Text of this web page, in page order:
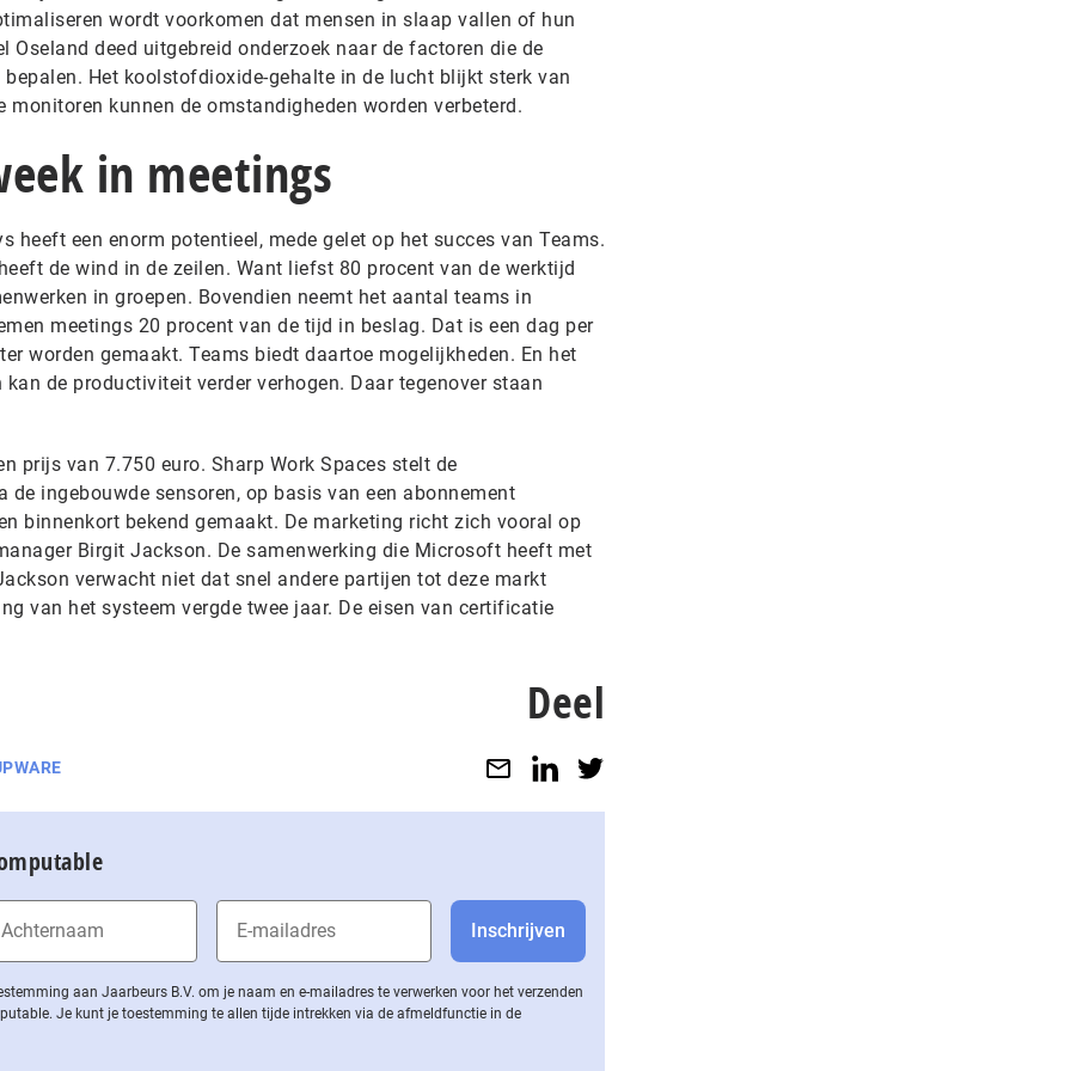
wordt voorkomen dat mensen in slaap vallen of hun
Oseland deed uitgebreid onderzoek naar de factoren die de
Het koolstofdioxide-gehalte in de lucht blijkt sterk van
kunnen de omstandigheden worden verbeterd.
in meetings
heeft een enorm potentieel, mede gelet op het succes van Teams.
de wind in de zeilen. Want liefst 80 procent van de werktijd
in groepen. Bovendien neemt het aantal teams in
meetings 20 procent van de tijd in beslag. Dat is een dag per
worden gemaakt. Teams biedt daartoe mogelijkheden. En het
de productiviteit verder verhogen. Daar tegenover staan
prijs van 7.750 euro. Sharp Work Spaces stelt de
de ingebouwde sensoren, op basis van een abonnement
binnenkort bekend gemaakt. De marketing richt zich vooral op
Birgit Jackson. De samenwerking die Microsoft heeft met
verwacht niet dat snel andere partijen tot deze markt
van het systeem vergde twee jaar. De eisen van certificatie
Deel
aan Jaarbeurs B.V. om je naam en e-mailadres te verwerken voor het verzenden
Je kunt je toestemming te allen tijde intrekken via de af­meld­func­tie in de